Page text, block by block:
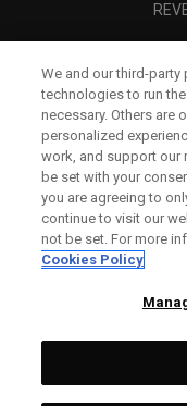
We and our third-
technologies to run
necessary. Others are
personalized
work, and support our
be set with your
you are agreeing to
continue to visit our
not be set. For more
Cookies Policy